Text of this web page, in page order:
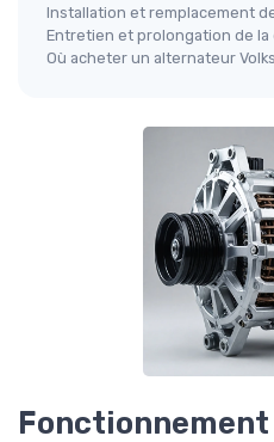
Installation et remplacement
Entretien et prolongation de la
Où acheter un alternateur